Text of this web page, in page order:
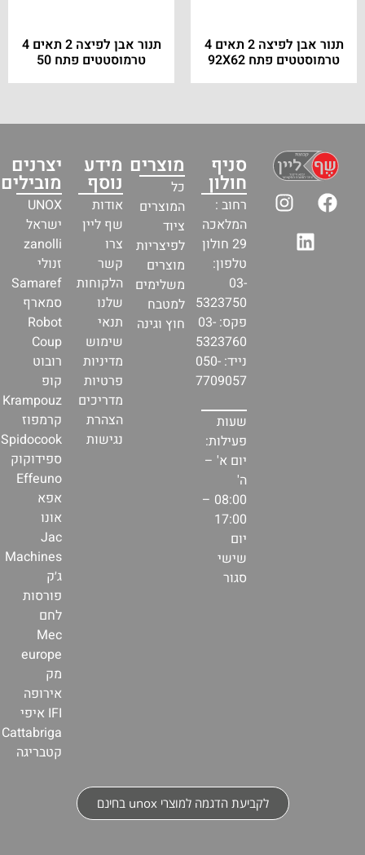
תנור אבן לפיצה 2 תאים 4
טרמוסטטים פתח 92X62
תנור אבן לפיצה 2 תאים 4
טרמוסטטים פתח 50
סניף
חולון
רחוב :
המלאכה
29 חולון
טלפון:
03-
5323750
פקס: 03-
5323760
נייד: 050-
7709057
שעות
פעילות:
יום א' –
ה'
08:00 –
17:00
יום
שישי
סגור
מוצרים
כל
המוצרים
ציוד
לפיצריות
מוצרים
משלימים
למטבח
חוץ וגינה
מידע
נוסף
אודות
שף ליין
צרו
קשר
הלקוחות
שלנו
תנאי
שימוש
מדיניות
פרטיות
מדריכים
הצהרת
נגישות
יצרנים
מובילים
UNOX
ישראל
zanolli
זנולי
Samaref
סמארף
Robot
Coup
רובוט
קופ
Krampouz
קרמפוז
Spidocook
ספידוקוק
Effeuno
אפא
אונו
Jac
Machines
ג׳ק
פורסות
לחם
Mec
europe
מק
אירופה
IFI איפי
Cattabriga
קטבריגה
לקביעת הדגמה למוצרי unox בחינם